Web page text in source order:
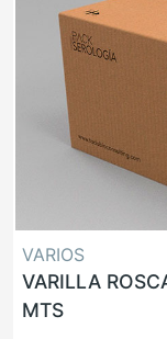
VARIOS
VARILLA
MTS